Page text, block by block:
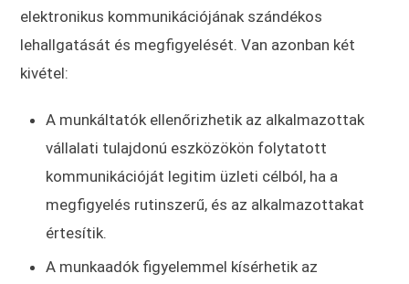
elektronikus kommunikációjának szándékos
lehallgatását és megfigyelését. Van azonban két
kivétel:
A munkáltatók ellenőrizhetik az alkalmazottak
vállalati tulajdonú eszközökön folytatott
kommunikációját legitim üzleti célból, ha a
megfigyelés rutinszerű, és az alkalmazottakat
értesítik.
A munkaadók figyelemmel kísérhetik az